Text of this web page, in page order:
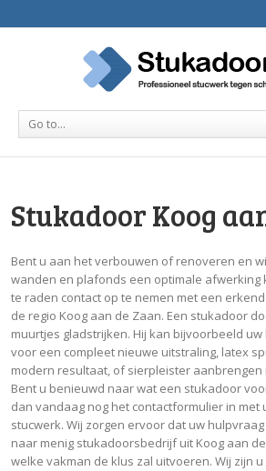
Go to...
Stukadoor Koog
Bent u aan het verbouwen of renoveren en
wanden en plafonds een optimale afwerking
te raden contact op te nemen met een
de regio Koog aan de Zaan. Een stukadoor
muurtjes gladstrijken. Hij kan bijvoorbeeld
voor een compleet nieuwe uitstraling, latex
modern resultaat, of sierpleister aanbrengen
Bent u benieuwd naar wat een stukadoor
dan vandaag nog het contactformulier in met
stucwerk. Wij zorgen ervoor dat uw
naar menig stukadoorsbedrijf uit Koog aan
welke vakman de klus zal uitvoeren. Wij zijn